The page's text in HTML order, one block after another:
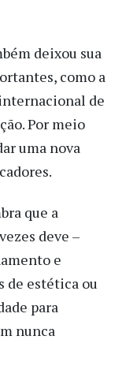
deixou sua
como a
de
Por meio
uma nova
que a
deve –
e
de estética ou
para
nunca